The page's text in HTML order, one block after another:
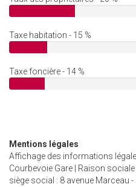
Taxe habitation - 15 %
Taxe foncière - 14 %
Mentions légales
Affichage des informations
Courbevoie Gare | Raison sociale
siège social : 8 avenue Marceau -